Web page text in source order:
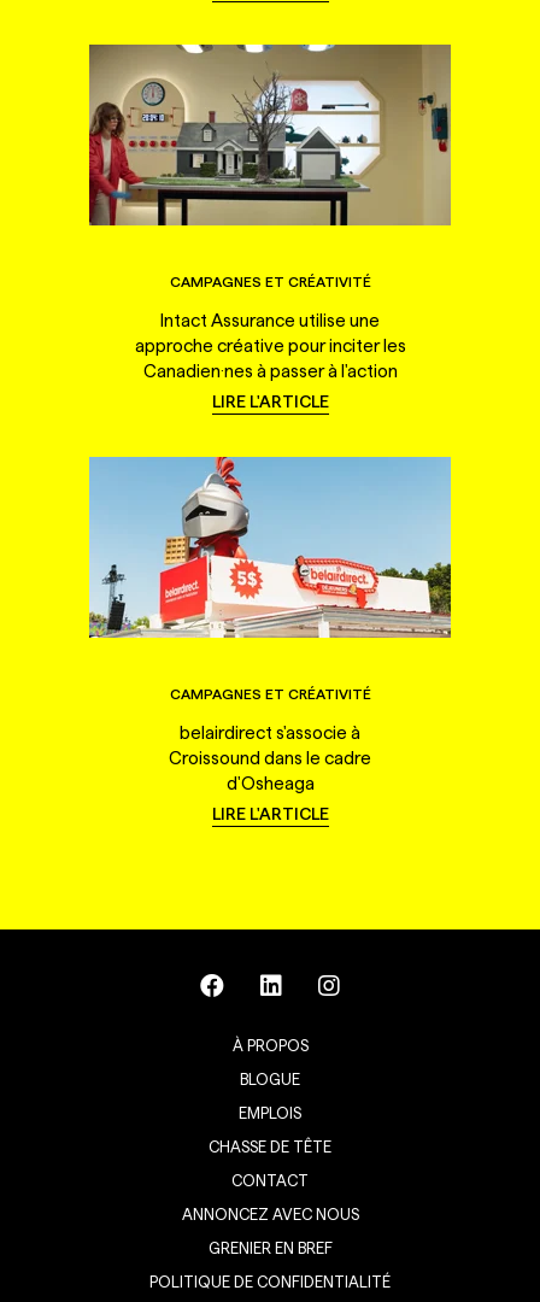
CAMPAGNES ET CRÉATIVITÉ
Intact Assurance utilise une
approche créative pour inciter les
Canadien·nes à passer à l'action
LIRE L'ARTICLE
CAMPAGNES ET CRÉATIVITÉ
belairdirect s'associe à
Croissound dans le cadre
d'Osheaga
LIRE L'ARTICLE
À PROPOS
BLOGUE
EMPLOIS
CHASSE DE TÊTE
CONTACT
ANNONCEZ AVEC NOUS
GRENIER EN BREF
POLITIQUE DE CONFIDENTIALITÉ